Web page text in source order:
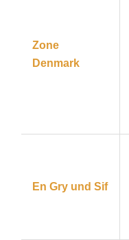
Zone
Denmark
En Gry und Sif